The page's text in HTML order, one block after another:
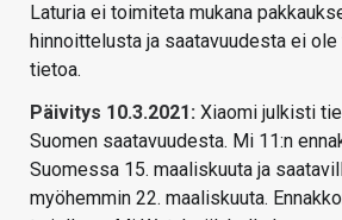
Laturia ei toimiteta mukana
hinnoittelusta ja saatavuudesta ei
tietoa.
Päivitys 10.3.2021: Xiaomi julkisti
Suomen saatavuudesta. Mi 11:n
Suomessa 15. maaliskuuta ja
myöhemmin 22. maaliskuuta.